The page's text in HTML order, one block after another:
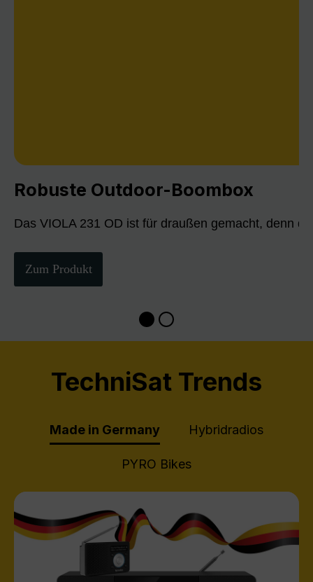
Robuste Outdoor-Boombox
Das VIOLA 231 OD ist für draußen gemacht, denn
Zum Produkt
TechniSat Trends
Made in Germany Hybridradios
PYRO Bikes